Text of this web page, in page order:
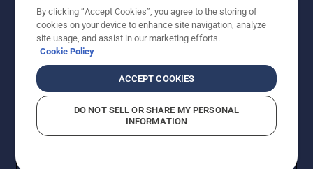
By clicking “Accept Cookies”, you agree to the storing of
cookies on your device to enhance site navigation, analyze
site usage, and assist in our marketing efforts.
Cookie Policy
ACCEPT COOKIES
DO NOT SELL OR SHARE MY PERSONAL
INFORMATION